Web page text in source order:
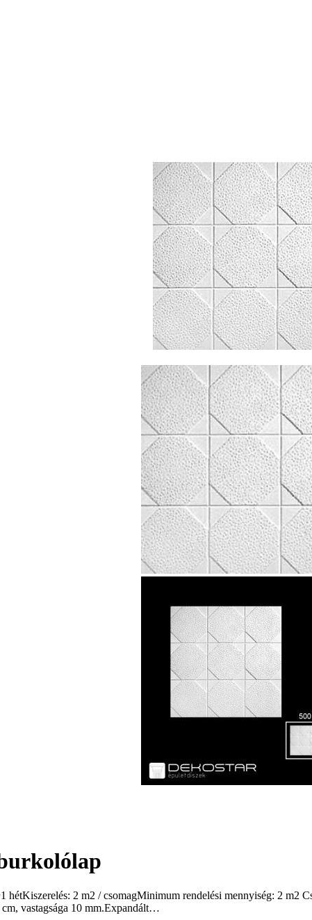
hétKiszerelés: 2 m2 / csomagMinimum rendelési mennyiség: 2
vastagsága 10 mm.Expandált…